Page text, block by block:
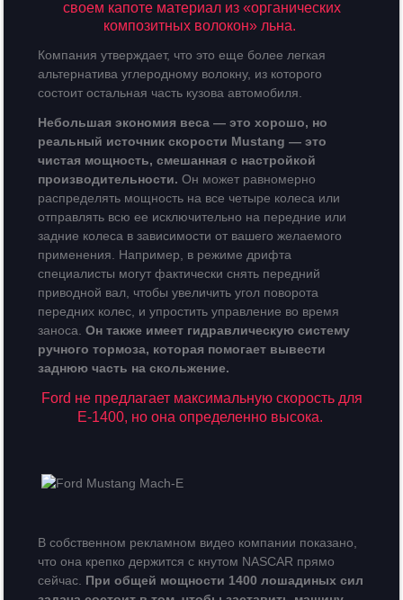
своем капоте материал из «органических
композитных волокон» льна.
Компания утверждает, что это еще более легкая
альтернатива углеродному волокну, из которого
состоит остальная часть кузова автомобиля.
Небольшая экономия веса — это хорошо, но
реальный источник скорости Mustang — это
чистая мощность, смешанная с настройкой
производительности. Он может равномерно
распределять мощность на все четыре колеса или
отправлять всю ее исключительно на передние или
задние колеса в зависимости от вашего желаемого
применения. Например, в режиме дрифта
специалисты могут фактически снять передний
приводной вал, чтобы увеличить угол поворота
передних колес, и упростить управление во время
заноса.Он также имеет гидравлическую систему
ручного тормоза, которая помогает вывести
заднюю часть на скольжение.
Ford не предлагает максимальную скорость для
E-1400, но она определенно высока.
В собственном рекламном видео компании показано,
что она крепко держится с кнутом NASCAR прямо
сейчас. При общей мощности 1400 лошадиных сил